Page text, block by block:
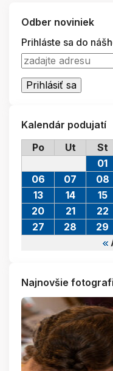
Odber noviniek
Prihláste sa do
Kalendár podujatí
Po
Ut St
01
06
07 08
13
14 15
20
21 22
27
28 29
Najnovšie